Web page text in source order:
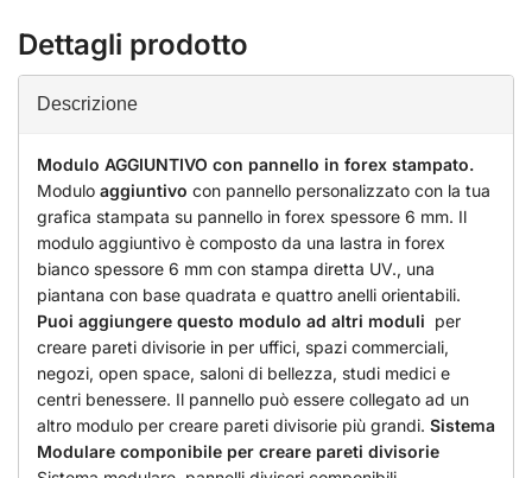
Dettagli prodotto
Descrizione
Modulo AGGIUNTIVO con pannello in forex stampato.
Modulo aggiuntivo con pannello personalizzato con la tua
grafica stampata su pannello in forex spessore 6 mm. Il
modulo aggiuntivo è composto da una lastra in forex
bianco spessore 6 mm con stampa diretta UV., una
piantana con base quadrata e quattro anelli orientabili.
Puoi aggiungere questo modulo ad altri moduli per
creare pareti divisorie in per uffici, spazi commerciali,
negozi, open space, saloni di bellezza, studi medici e
centri benessere. Il pannello può essere collegato ad un
altro modulo per creare pareti divisorie più grandi. Sistema
Modulare componibile per creare pareti divisorie